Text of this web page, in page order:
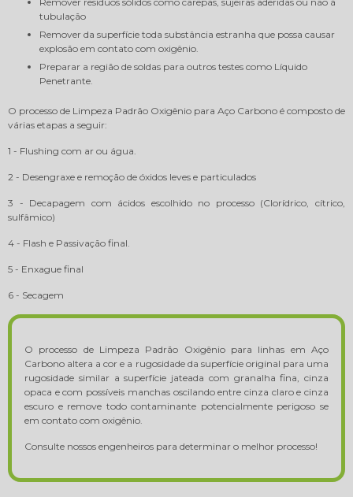
tubulação
Remover da superfície toda substância estranha que possa causar
explosão em contato com oxigênio.
Preparar a região de soldas para outros testes como Líquido
Penetrante.
O processo de Limpeza Padrão Oxigênio para Aço Carbono é composto de
várias etapas a seguir:
1 - Flushing com ar ou água.
2 - Desengraxe e remoção de óxidos leves e particulados
3 - Decapagem com ácidos escolhido no processo (Clorídrico, cítrico,
sulfâmico)
4 - Flash e Passivação final.
5 - Enxague final
6 - Secagem
O processo de Limpeza Padrão Oxigênio para linhas em Aço
Carbono altera a cor e a rugosidade da superfície original para uma
rugosidade similar a superfície jateada com granalha fina, cinza
opaca e com possíveis manchas oscilando entre cinza claro e cinza
escuro e remove todo contaminante potencialmente perigoso se
em contato com oxigênio.
Consulte nossos engenheiros para determinar o melhor processo!